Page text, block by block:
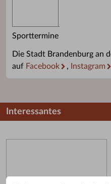
WhatsApp-Kanal